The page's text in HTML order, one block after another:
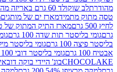
60 גרם באריזה מהודרת
מארז
מארז ים של מותגיםמארז סירת
מארז התיק המתוק של טסה
תות שדה 100 גרם
גומי בליסטר עכביש
גרם
גומי בליסטר מילקשייק 100 גרם
גומי בליסטר דובי 100 גרם
בונ' היידי בוקה דובאי 120ג'